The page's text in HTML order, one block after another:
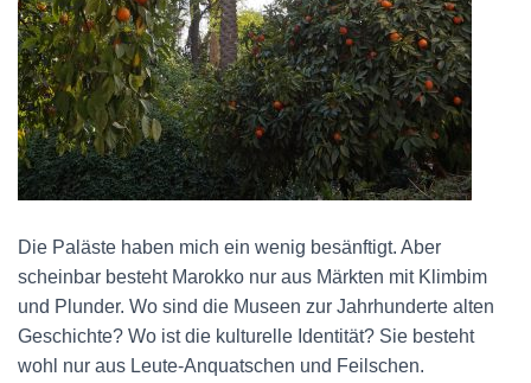
Die Paläste haben mich ein wenig besänftigt. Aber
scheinbar besteht Marokko nur aus Märkten mit Klimbim
und Plunder. Wo sind die Museen zur Jahrhunderte alten
Geschichte? Wo ist die kulturelle Identität? Sie besteht
wohl nur aus Leute-Anquatschen und Feilschen.